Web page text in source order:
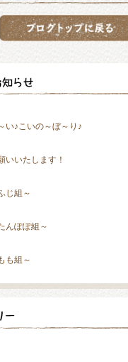
い♪こいの～ぼ～り♪
いいたします！
じ組～
んぽぽ組～
も組～